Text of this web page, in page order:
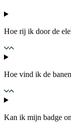
Hoe rij ik door de
Hoe vind ik de
Kan ik mijn badge